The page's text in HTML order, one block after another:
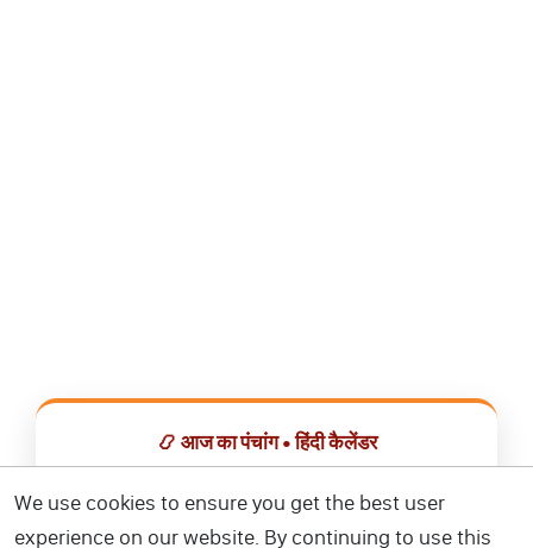
📿 आज का पंचांग • हिंदी कैलेंडर
We use cookies to ensure you get the best user
experience on our website. By continuing to use this